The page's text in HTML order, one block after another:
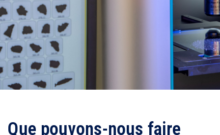
Que pouvons-nous faire